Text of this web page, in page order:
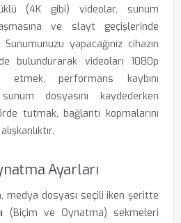
(4K gibi) videolar, sunum
ve slayt geçişlerinde
yapacağınız cihazın
bulundurarak videoları 1080p
etmek, performans kaybını
dosyasını kaydederken
tutmak, bağlantı kopmalarını
Ayarları
medya dosyası seçili iken şeritte
(Biçim ve Oynatma) sekmeleri